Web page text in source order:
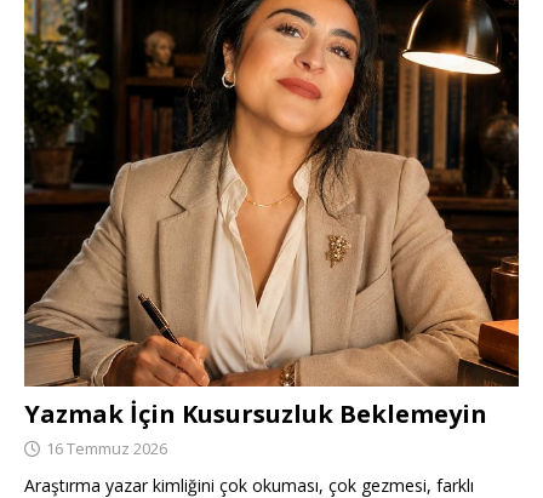
Yazmak İçin Kusursuzluk Beklemeyin
16 Temmuz 2026
Araştırma yazar kimliğini çok okuması, çok gezmesi, farklı